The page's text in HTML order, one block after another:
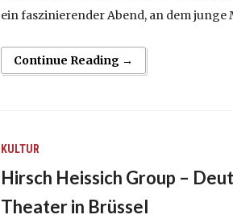
ein faszinierender Abend, an dem junge
Continue Reading →
KULTUR
Hirsch Heissich Group –
Theater in Brüssel